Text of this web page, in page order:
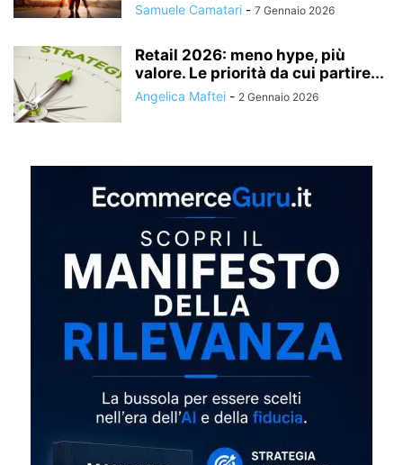
Samuele Camatari - 7 Gennaio 2026
Retail 2026: meno hype, più
valore. Le priorità da cui partire...
Angelica Maftei - 2 Gennaio 2026